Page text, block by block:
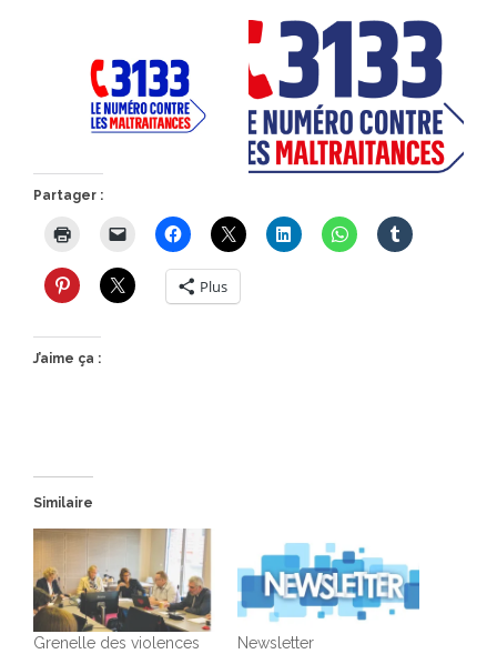
Partager :
Plus
J’aime ça :
Similaire
Grenelle des violences
Newsletter